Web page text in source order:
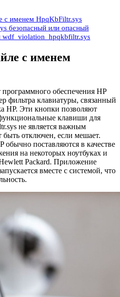
с именем HpqKbFiltr.sys
безопасный или опасный
wdf_violation_hpqkbfiltr.sys
с именем
обеспечения HP
фильтра клавиатуры, связанный
HP. Эти кнопки позволяют
клавиши для
не является важным
отключен, если мешает.
обычно поставляются в качестве
на некоторых ноутбуках и
Packard. Приложение
вместе с системой, что